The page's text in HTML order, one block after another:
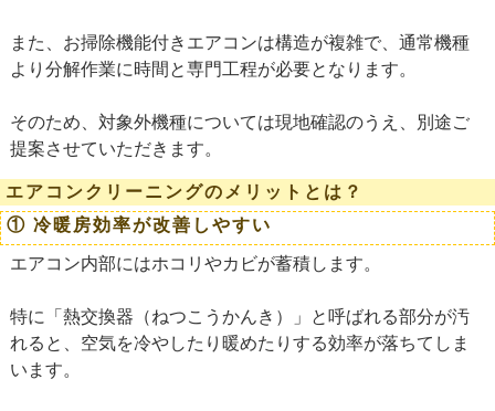
また、お掃除機能付きエアコンは構造が複雑で、通常機種
より分解作業に時間と専門工程が必要となります。
そのため、対象外機種については現地確認のうえ、別途ご
提案させていただきます。
エアコンクリーニングのメリットとは？
① 冷暖房効率が改善しやすい
エアコン内部にはホコリやカビが蓄積します。
特に「熱交換器（ねつこうかんき）」と呼ばれる部分が汚
れると、空気を冷やしたり暖めたりする効率が落ちてしま
います。